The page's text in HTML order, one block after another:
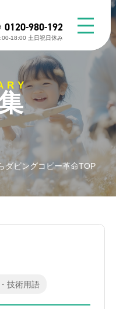
0120-980-192
18:00 ⼟⽇祝⽇休み
ダビングコピー革命TOP
技術用語